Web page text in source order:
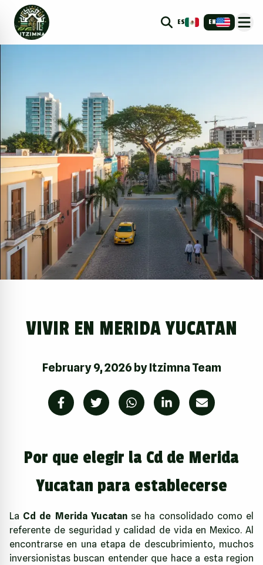
ES EN
VIVIR EN MERIDA YUCATAN
February 9, 2026 byItzimna Team
Por que elegir la Cd de Merida
Yucatan para establecerse
La Cd de Merida Yucatanse ha consolidado como el
referente de seguridad y calidad de vida en Mexico. Al
encontrarse en una etapa de descubrimiento, muchos
inversionistas buscan entender que hace a esta region